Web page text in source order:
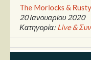
The Morlocks &
20 Ιανουαρίου 2020
Κατηγορία:Live &